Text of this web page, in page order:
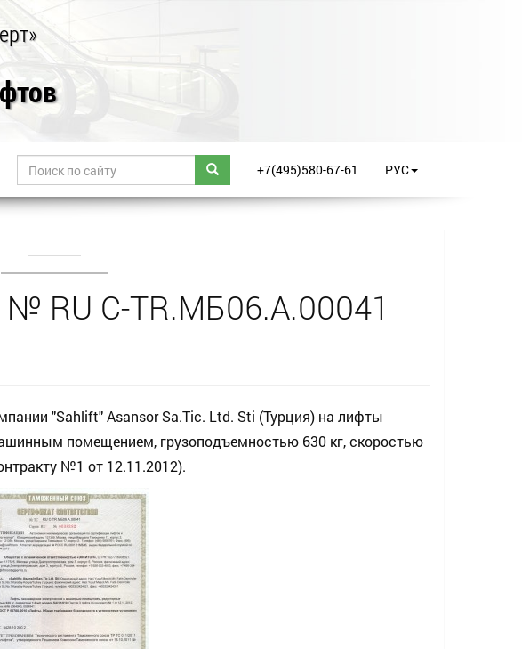
+7(495)580-67-61 РУС
RU С-TR.МБ06.A.00041
"Sahlift" Asansor Sa.Tic. Ltd. Sti (Турция) на лифты
помещением, грузоподъемностью 630 кг, скоростью
№1 от 12.11.2012).